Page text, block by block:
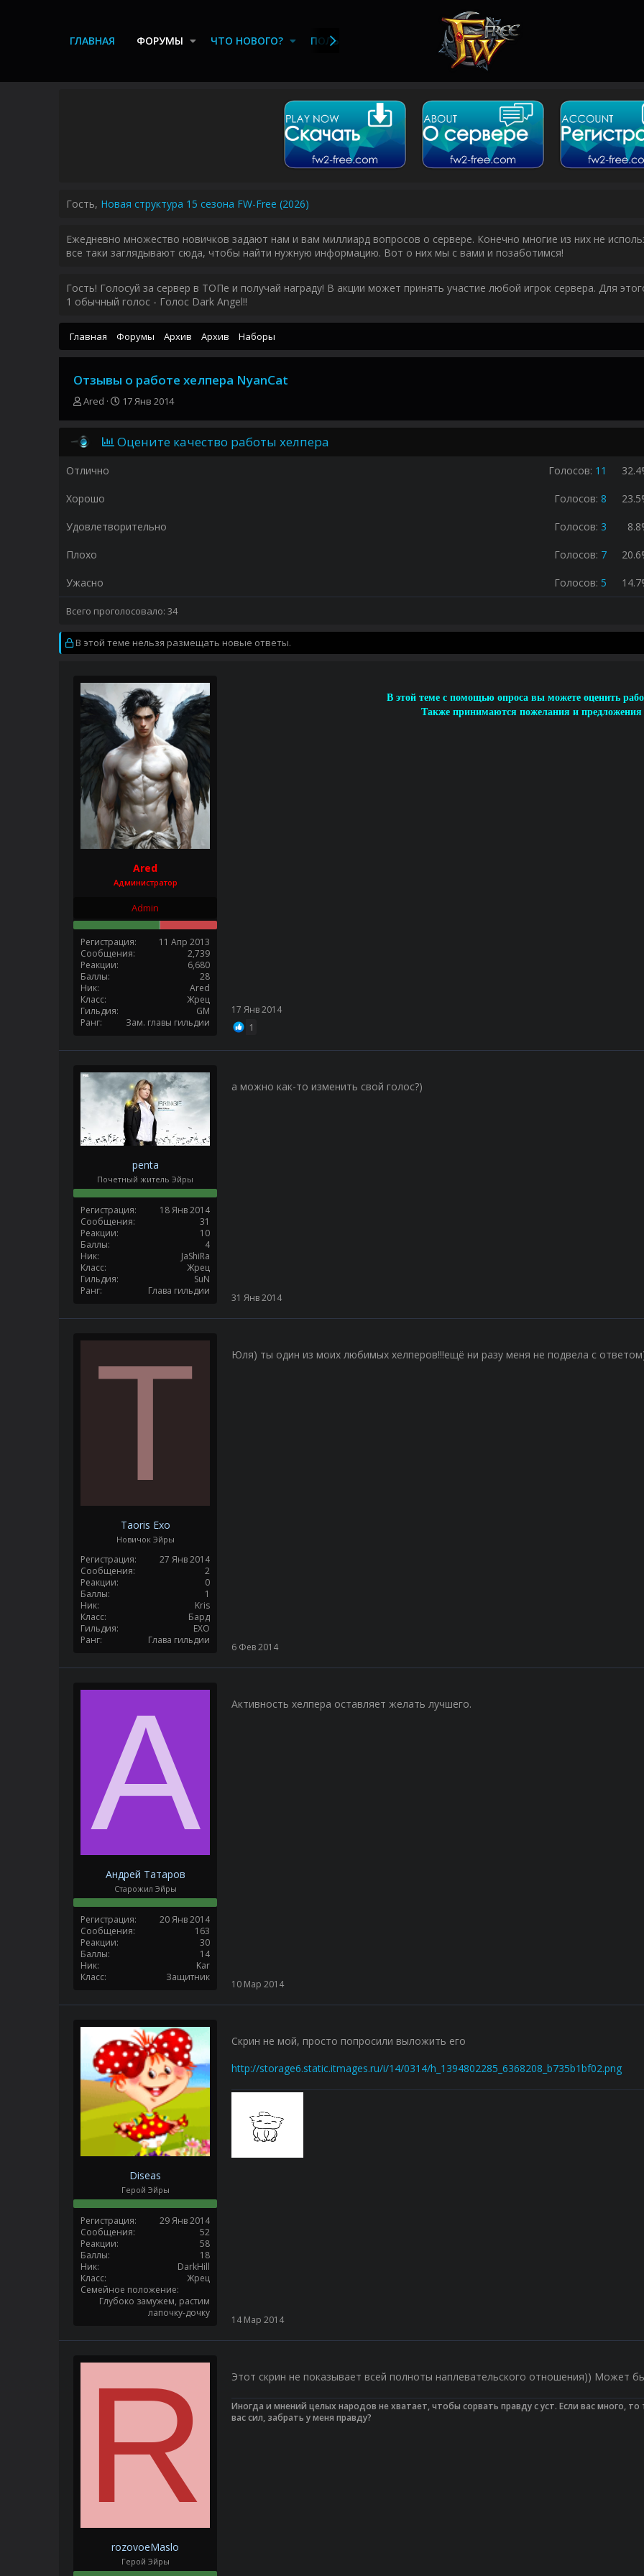
ГЛАВНАЯ ФОРУМЫ ЧТО НОВОГО? ПОЛЬЗОВАТЕЛИ
Гость, Новая структура 15 сезона FW-Free (2026)
Ежедневно множество новичков задают нам и вам миллиард вопросов о сервере. Конечно многие из них не
все таки заглядывают сюда, чтобы найти нужную информацию. Вот о них мы с вами и позаботимся!
Гость! Голосуй за сервер в ТОПе и получай награду! В акции может принять участие любой игрок сервера. Для
1 обычный голос - Голос Dark Angel!!
Главная Форумы Архив Архив Наборы
Отзывы о работе хелпера NyanCat
А
т
о
р
е
ы
Ared
Д
т
а
17 Янв 2014
Оцените качество работы хелпера
Отлично Голосов: 11
Хорошо Голосов: 8
Удовлетворительно Голосов: 3
Плохо Голосов: 7
Ужасно Голосов: 5
Всего проголосовало 34
В этой теме нельзя размещать новые ответы.
Ared
Администратор
Admin
Регистрация
11 Апр 2013
Сообщения
2,739
Реакции
6,680
Баллы
28
Ник
Ared
Класс
Жрец
Гильдия
GM
Ранг
Зам. главы гильдии
В этой теме с помощью опроса вы можете оценить
Также принимаются пожелания и предложения
17 Янв 2014
1
penta
Почетный житель Эйры
Регистрация
18 Янв 2014
Сообщения
31
Реакции
10
Баллы
4
Ник
JaShiRa
Класс
Жрец
Гильдия
SuN
Ранг
Глава гильдии
а можно как-то изменить свой голос?)
31 Янв 2014
T
Taoris Exo
Новичок Эйры
Регистрация
27 Янв 2014
Сообщения
2
Реакции
0
Баллы
1
Ник
Kris
Класс
Бард
Гильдия
EXO
Ранг
Глава гильдии
Юля) ты один из моих любимых хелперов!!!ещё ни разу меня не подвела с
6 Фев 2014
А
Андрей Татаров
Старожил Эйры
Регистрация
20 Янв 2014
Сообщения
163
Реакции
30
Баллы
14
Ник
Kar
Класс
Защитник
Активность хелпера оставляет желать лучшего.
10 Мар 2014
Diseas
Герой Эйры
Регистрация
29 Янв 2014
Сообщения
52
Реакции
58
Баллы
18
Ник
DarkHill
Класс
Жрец
Семейное положение
Глубоко замужем, растим
лапочку-дочку
Скрин не мой, просто попросили выложить его
http://storage6.static.itmages.ru/i/14/0314/h_1394802285_6368208_b735b1bf02.png
14 Мар 2014
R
rozovoeMaslo
Герой Эйры
Этот скрин не показывает всей полноты наплевательского отношения)) Может
Иногда и мнений целых народов не хватает, чтобы сорвать правду с уст. Если вас много,
вас сил, забрать у меня правду?